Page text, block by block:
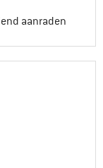
aanraden